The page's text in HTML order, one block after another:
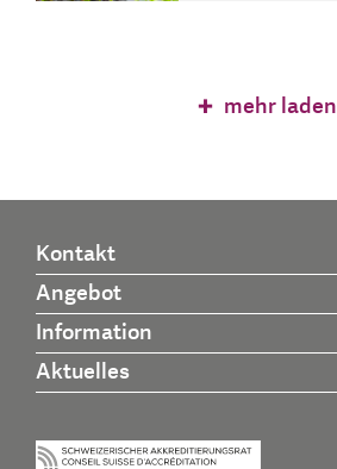
mehr laden
Kontakt
Angebot
Information
Aktuelles